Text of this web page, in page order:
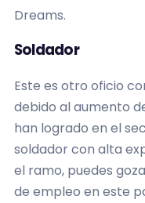
Dreams.
Soldador
Este es otro oficio
debido al aumento
han logrado en el
soldador con alta
el ramo, puedes
de empleo en este